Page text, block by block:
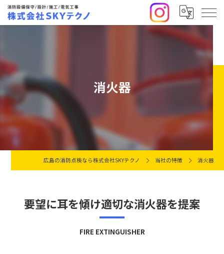
消火器
広島の消防点検なら株式会社SKYテクノ 当社の特徴 消火器
要望に耳を傾け適切な消火器を提案
FIRE EXTINGUISHER